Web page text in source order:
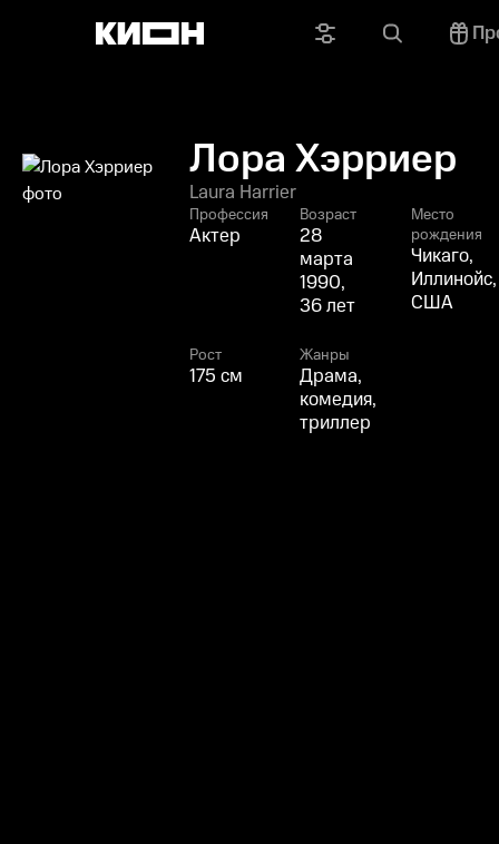
Лора Хэрриер
Laura Harrier
Профессия
Актер
Возраст
28
марта
1990,
36 лет
Место
рождения
Чикаго,
Иллинойс,
США
Рост
175 см
Жанры
Драма,
комедия,
триллер